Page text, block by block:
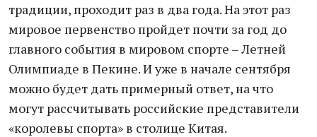
традиции, проходит раз в два года. На этот раз
мировое первенство пройдет почти за год до
главного события в мировом спорте – Летней
Олимпиаде в Пекине. И уже в начале сентября
можно будет дать примерный ответ, на что
могут рассчитывать российские представители
«королевы спорта» в столице Китая.